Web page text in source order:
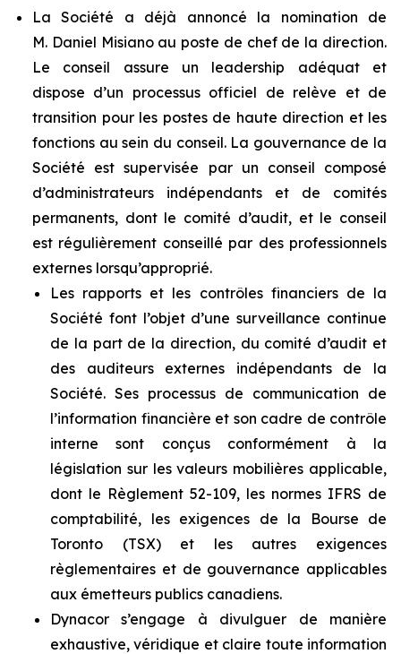
La Société a déjà annoncé la nomination de
M. Daniel Misiano au poste de chef de la direction.
Le conseil assure un leadership adéquat et
dispose d’un processus officiel de relève et de
transition pour les postes de haute direction et les
fonctions au sein du conseil. La gouvernance de la
Société est supervisée par un conseil composé
d’administrateurs indépendants et de comités
permanents, dont le comité d’audit, et le conseil
est régulièrement conseillé par des professionnels
externes lorsqu’approprié.
Les rapports et les contrôles financiers de la
Société font l’objet d’une surveillance continue
de la part de la direction, du comité d’audit et
des auditeurs externes indépendants de la
Société. Ses processus de communication de
l’information financière et son cadre de contrôle
interne sont conçus conformément à la
législation sur les valeurs mobilières applicable,
dont le Règlement 52-109, les normes IFRS de
comptabilité, les exigences de la Bourse de
Toronto (TSX) et les autres exigences
règlementaires et de gouvernance applicables
aux émetteurs publics canadiens.
Dynacor s’engage à divulguer de manière
exhaustive, véridique et claire toute information